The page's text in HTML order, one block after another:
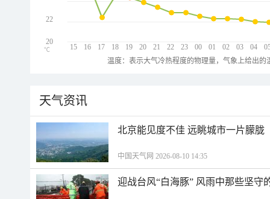
15 16 17 18 19 20 21 22 23 00 01 02 03 04
22
20
℃
温度：表示大气冷热程度的物理量，气象上给出
天气资讯
北京能见度不佳 远眺城市一片朦胧
中国天气网 2026-08-10 14:35
迎战台风“白海豚” 风雨中那些坚守